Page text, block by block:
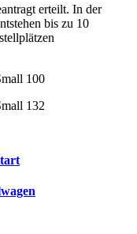
erteilt. In der
bis zu 10